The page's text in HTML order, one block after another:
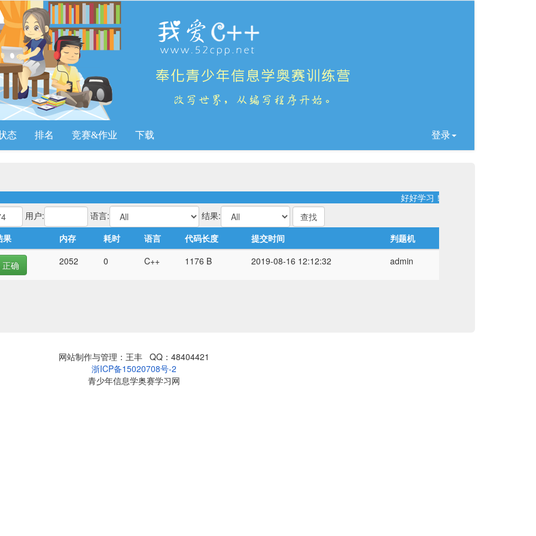
态 排名 竞赛&作业 下载 登录
好好学习！天天向上！
用户: 语言:
结果:
果 内存 耗时 语言 代码长度 提交时间
判题机
正确 2052 0 C++ 1176 B 2019-08-16 12:12:32 admin
网站制作与管理：王丰 QQ：48404421
浙ICP备15020708号-2
青少年信息学奥赛学习网